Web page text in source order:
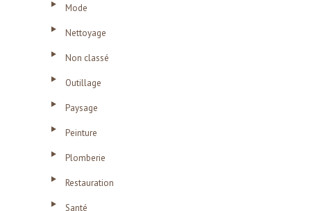
Mode
Nettoyage
Non classé
Outillage
Paysage
Peinture
Plomberie
Restauration
Santé